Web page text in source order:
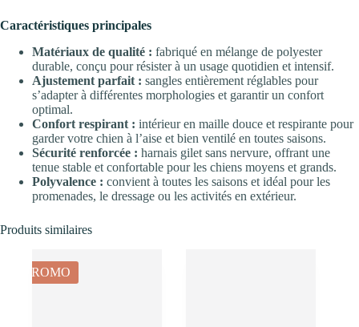
Caractéristiques principales
Matériaux de qualité : fabriqué en mélange de polyester
durable, conçu pour résister à un usage quotidien et intensif.
Ajustement parfait : sangles entièrement réglables pour
s’adapter à différentes morphologies et garantir un confort
optimal.
Confort respirant : intérieur en maille douce et respirante pour
garder votre chien à l’aise et bien ventilé en toutes saisons.
Sécurité renforcée : harnais gilet sans nervure, offrant une
tenue stable et confortable pour les chiens moyens et grands.
Polyvalence : convient à toutes les saisons et idéal pour les
promenades, le dressage ou les activités en extérieur.
Produits similaires
PROMO